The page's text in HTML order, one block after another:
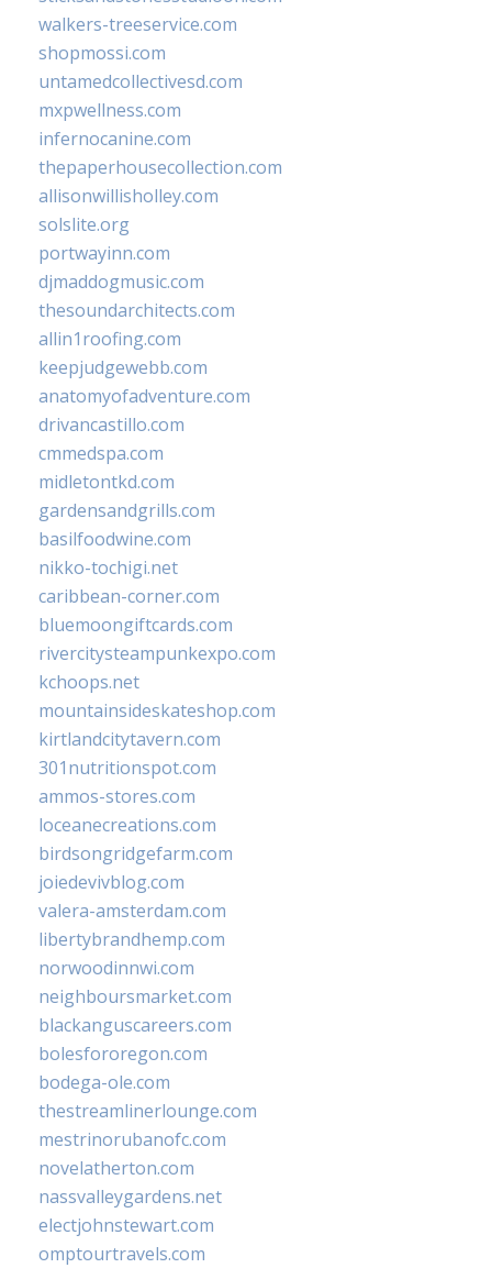
walkers-treeservice.com
shopmossi.com
untamedcollectivesd.com
mxpwellness.com
infernocanine.com
thepaperhousecollection.com
allisonwillisholley.com
solslite.org
portwayinn.com
djmaddogmusic.com
thesoundarchitects.com
allin1roofing.com
keepjudgewebb.com
anatomyofadventure.com
drivancastillo.com
cmmedspa.com
midletontkd.com
gardensandgrills.com
basilfoodwine.com
nikko-tochigi.net
caribbean-corner.com
bluemoongiftcards.com
rivercitysteampunkexpo.com
kchoops.net
mountainsideskateshop.com
kirtlandcitytavern.com
301nutritionspot.com
ammos-stores.com
loceanecreations.com
birdsongridgefarm.com
joiedevivblog.com
valera-amsterdam.com
libertybrandhemp.com
norwoodinnwi.com
neighboursmarket.com
blackanguscareers.com
bolesfororegon.com
bodega-ole.com
thestreamlinerlounge.com
mestrinorubanofc.com
novelatherton.com
nassvalleygardens.net
electjohnstewart.com
omptourtravels.com